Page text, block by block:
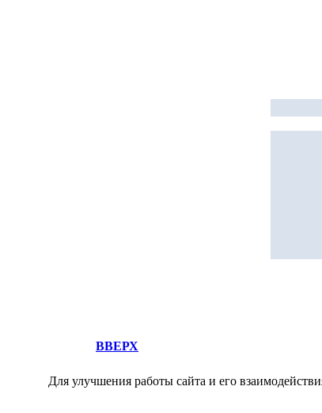
ВВЕРХ
Для улучшения работы сайта и его